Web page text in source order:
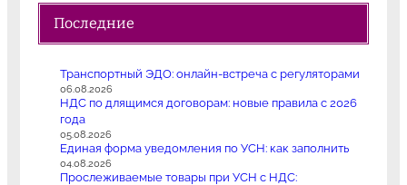
Последние
Транспортный ЭДО: онлайн-встреча с регуляторами
06.08.2026
НДС по длящимся договорам: новые правила с 2026
года
05.08.2026
Единая форма уведомления по УСН: как заполнить
04.08.2026
Прослеживаемые товары при УСН с НДС: